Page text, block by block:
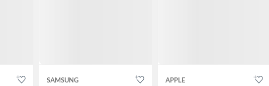
SAMSUNG APPLE